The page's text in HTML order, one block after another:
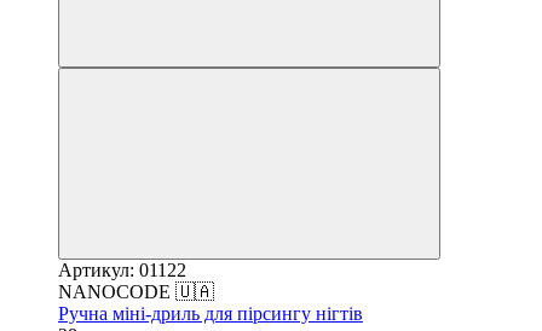
Артикул: 01122
NANOCODE 🇺🇦
Ручна міні-дриль для пірсингу нігтів